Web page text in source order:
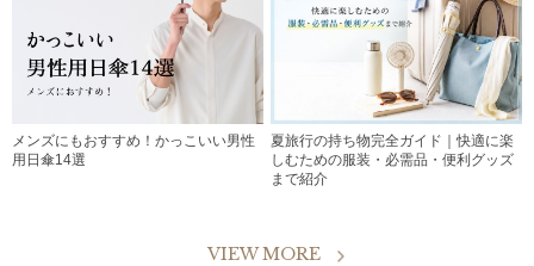
メンズにもおすすめ！かっこいい男性
用日傘14選
夏旅行の持ち物完全ガイド｜快適に楽
しむための服装・必需品・便利グッズ
まで紹介
VIEW MORE